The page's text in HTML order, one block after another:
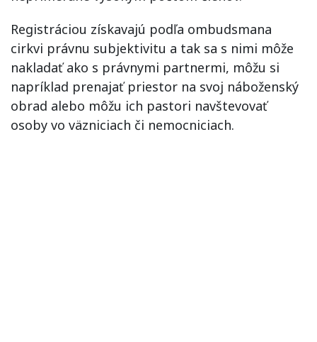
Registráciou získavajú podľa ombudsmana
cirkvi právnu subjektivitu a tak sa s nimi môže
nakladať ako s právnymi partnermi, môžu si
napríklad prenajať priestor na svoj náboženský
obrad alebo môžu ich pastori navštevovať
osoby vo väzniciach či nemocniciach.